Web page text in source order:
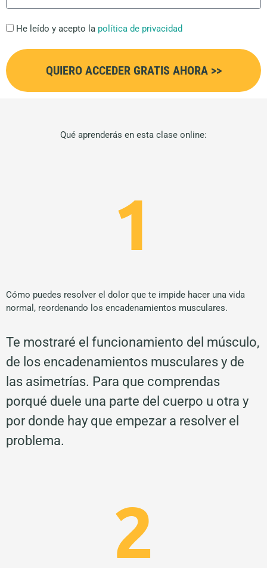
He leído y acepto la política de privacidad
QUIERO ACCEDER GRATIS AHORA >>
Qué aprenderás en esta clase online:
1
Cómo puedes resolver el dolor que te impide hacer una vida
normal, reordenando los encadenamientos musculares.
Te mostraré el funcionamiento del músculo,
de los encadenamientos musculares y de
las asimetrías. Para que comprendas
porqué duele una parte del cuerpo u otra y
por donde hay que empezar a resolver el
problema.
2